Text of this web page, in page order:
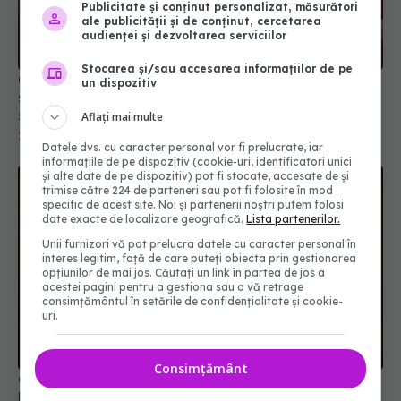
Cum polifenolii activează receptorii gustului și
scad riscul de diabet și obezitate. Gustul amar și
secreția de hormoni gastrointestinali
29 aug 2024, 16:07
Cafeaua, impact asupra funcției tiroidiene. Dr.
Ruxandra Dobrescu: Este important să păstrăm
Publicitate și conținut personalizat, măsurători
ale publicității și de conținut, cercetarea
audienței și dezvoltarea serviciilor
Stocarea și/sau accesarea informațiilor de pe
un dispozitiv
Aflați mai multe
Datele dvs. cu caracter personal vor fi prelucrate, iar
informațiile de pe dispozitiv (cookie-uri, identificatori unici
și alte date de pe dispozitiv) pot fi stocate, accesate de și
trimise către 224 de parteneri sau pot fi folosite în mod
specific de acest site. Noi și partenerii noștri putem folosi
date exacte de localizare geografică.Lista partenerilor.
Unii furnizori vă pot prelucra datele cu caracter personal în
interes legitim, față de care puteți obiecta prin gestionarea
opțiunilor de mai jos. Căutați un link în partea de jos a
acestei pagini pentru a gestiona sau a vă retrage
consimțământul în setările de confidențialitate și cookie-
uri.
Consimțământ